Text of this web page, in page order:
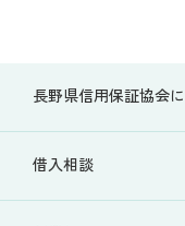
長野県信用保証協会
借入相談